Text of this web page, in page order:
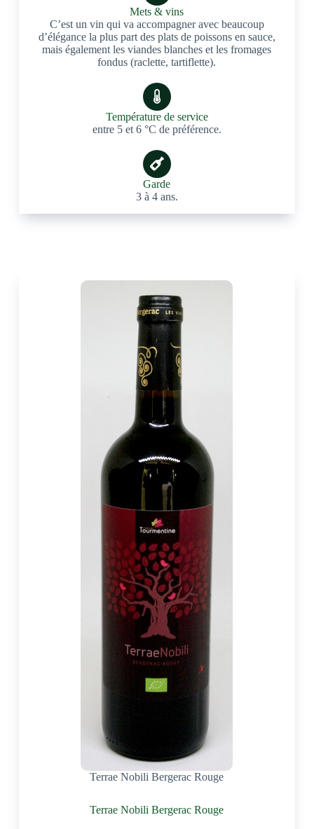
Mets & vins
C’est un vin qui va accompagner avec beaucoup
d’élégance la plus part des plats de poissons en sauce,
mais également les viandes blanches et les fromages
fondus (raclette, tartiflette).
Température de service
entre 5 et 6 °C de préférence.
Garde
3 à 4 ans.
Terrae Nobili Bergerac Rouge
Terrae Nobili Bergerac Rouge